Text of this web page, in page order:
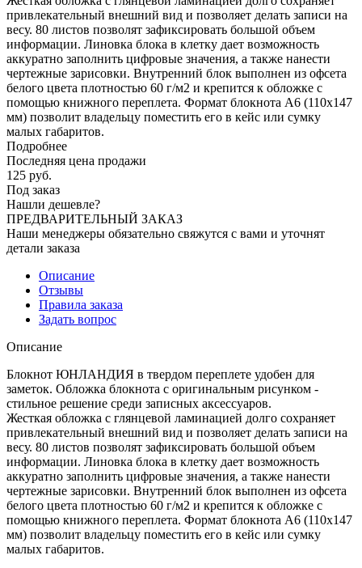
привлекательный внешний вид и позволяет делать записи на
весу. 80 листов позволят зафиксировать большой объем
информации. Линовка блока в клетку дает возможность
аккуратно заполнить цифровые значения, а также нанести
чертежные зарисовки. Внутренний блок выполнен из офсета
белого цвета плотностью 60 г/м2 и крепится к обложке с
помощью книжного переплета. Формат блокнота А6 (110х147
мм) позволит владельцу поместить его в кейс или сумку
малых габаритов.
Подробнее
Последняя цена продажи
125 руб.
Под заказ
Нашли дешевле?
ПРЕДВАРИТЕЛЬНЫЙ ЗАКАЗ
Наши менеджеры обязательно свяжутся с вами и уточнят
детали заказа
Описание
Отзывы
Правила заказа
Задать вопрос
Описание
Блокнот ЮНЛАНДИЯ в твердом переплете удобен для
заметок. Обложка блокнота с оригинальным рисунком -
стильное решение среди записных аксессуаров.
Жесткая обложка с глянцевой ламинацией долго сохраняет
привлекательный внешний вид и позволяет делать записи на
весу. 80 листов позволят зафиксировать большой объем
информации. Линовка блока в клетку дает возможность
аккуратно заполнить цифровые значения, а также нанести
чертежные зарисовки. Внутренний блок выполнен из офсета
белого цвета плотностью 60 г/м2 и крепится к обложке с
помощью книжного переплета. Формат блокнота А6 (110х147
мм) позволит владельцу поместить его в кейс или сумку
малых габаритов.